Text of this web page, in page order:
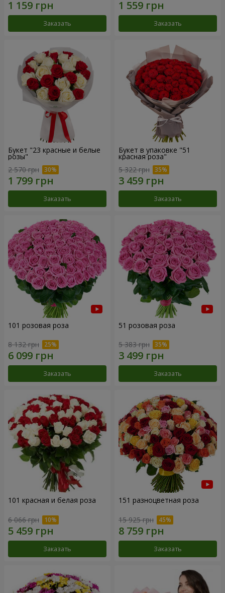
Заказать Заказать
Букет "23 красные и белые
розы"
2 570 грн
Заказать
Букет в упаковке "51
красная роза"
5 322 грн
Заказать
101 розовая роза
8 132 грн
Заказать
51 розовая роза
5 383 грн
Заказать
101 красная и белая роза
6 066 грн
Заказать
151 разноцветная роза
15 925 грн
Заказать